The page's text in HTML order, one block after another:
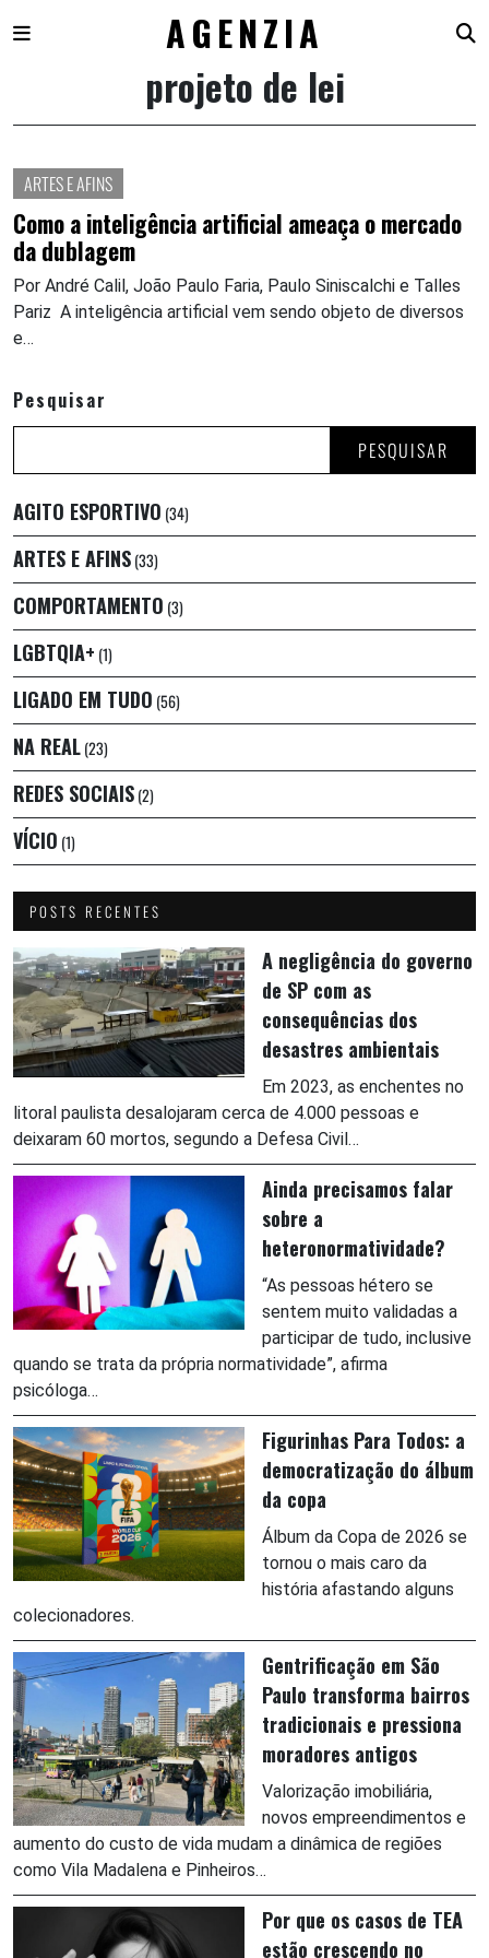
content
AGENZIA
projeto de lei
ARTES E AFINS
Como a inteligência artificial ameaça o mercado
da dublagem
Por André Calil, João Paulo Faria, Paulo Siniscalchi e Talles
Pariz A inteligência artificial vem sendo objeto de diversos
e…
Pesquisar
PESQUISAR
AGITO ESPORTIVO (34)
ARTES E AFINS(33)
COMPORTAMENTO (3)
LGBTQIA+ (1)
LIGADO EM TUDO (56)
NA REAL(23)
REDES SOCIAIS(2)
VÍCIO (1)
POSTS RECENTES
A negligência do governo
de SP com as
consequências dos
desastres ambientais
Em 2023, as enchentes no
litoral paulista desalojaram cerca de 4.000 pessoas e
deixaram 60 mortos, segundo a Defesa Civil…
Ainda precisamos falar
sobre a
heteronormatividade?
“As pessoas hétero se
sentem muito validadas a
participar de tudo, inclusive
quando se trata da própria normatividade”, afirma
psicóloga…
Figurinhas Para Todos: a
democratização do álbum
da copa
Álbum da Copa de 2026 se
tornou o mais caro da
história afastando alguns
colecionadores.
Gentrificação em São
Paulo transforma bairros
tradicionais e pressiona
moradores antigos
Valorização imobiliária,
novos empreendimentos e
aumento do custo de vida mudam a dinâmica de regiões
como Vila Madalena e Pinheiros…
Por que os casos de TEA
estão crescendo no